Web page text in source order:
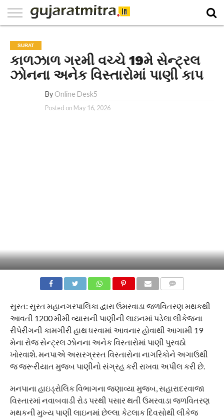
PAPER
NATIONAL
WORLD
BUSINESS
SPORTS
GUJARAT
OPINION
MORE
SURAT
કાળઝાળ ગરમી વચ્ચે 19મે સેન્ટ્રલ
ઝોનના અનેક વિસ્તારોમાં પાણી કાપ
By Online Desk5
Posted on May 16, 2026
સુરત: સુરત મહાનગરપાલિકા દ્વારા ઉમરવાડા જળવિતરણ મથકથી
આવતી 1200 મીમી વ્યાસની પાણીની લાઇનમાં પડેલા લીકેજના
રીપેરીંગની કામગીરી હાથ ધરવામાં આવનાર હોવાથી આગામી 19
મેના રોજ સેન્ટ્રલ ઝોનના અનેક વિસ્તારોમાં પાણી પુરવઠો
ખોરવાશે. મનપાએ અસરગ્રસ્ત વિસ્તારોના નાગરિકોને અગાઉથી
જ જરૂરીયાત મુજબ પાણીનો સંગ્રહ કરી રાખવા અપીલ કરી છે.
મનપાના હાઇડ્રોલિક વિભાગના જણાવ્યા મુજબ, સહારાદરવાજા
વિસ્તારમાં નવાબવાડી રોડ પરથી પસાર થતી ઉમરવાડા જળવિતરણ
મથકની મુખ્ય પાણી લાઇનમાં છેલ્લા કેટલાક દિવસોથી લીકેજ